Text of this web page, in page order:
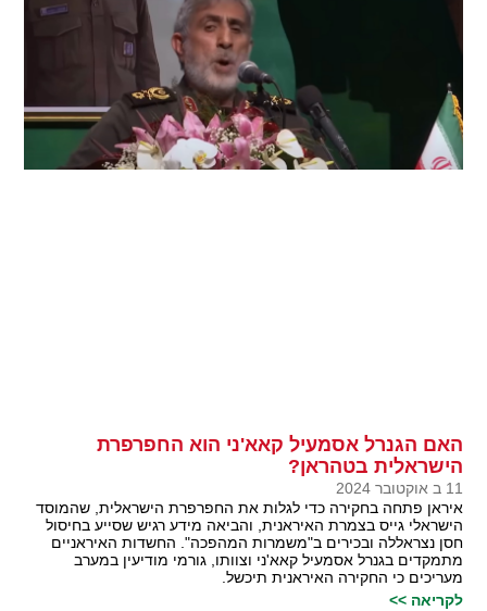
האם הגנרל אסמעיל קאא'ני הוא החפרפרת
הישראלית בטהראן?
11 ב אוקטובר 2024
איראן פתחה בחקירה כדי לגלות את החפרפרת הישראלית, שהמוסד
הישראלי גייס בצמרת האיראנית, והביאה מידע רגיש שסייע בחיסול
חסן נצראללה ובכירים ב"משמרות המהפכה". החשדות האיראניים
מתמקדים בגנרל אסמעיל קאא'ני וצוותו, גורמי מודיעין במערב
מעריכים כי החקירה האיראנית תיכשל.
לקריאה >>